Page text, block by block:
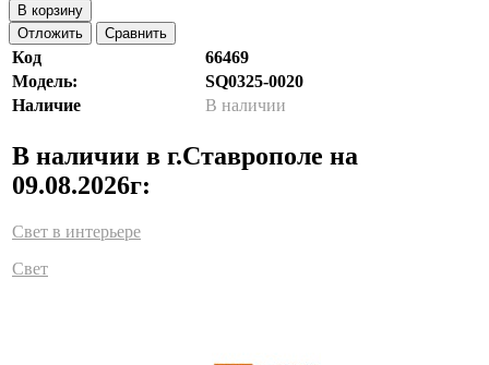
В корзину
Отложить
Сравнить
Код
66469
Модель:
SQ0325-0020
Наличие
В наличии
В наличии в г.Ставрополе на
09.08.2026г:
Свет в интерьере
Свет